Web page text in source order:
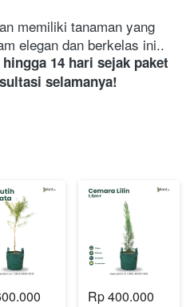
memiliki tanaman yang
elegan dan berkelas ini..
14 hari sejak paket
selamanya!
Rp 400.000